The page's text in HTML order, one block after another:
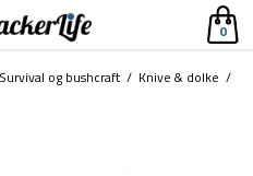
0
Survival og bushcraft / Knive & dolke /